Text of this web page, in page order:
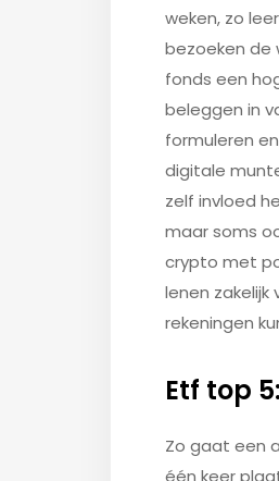
weken, zo
bezoeken de
fonds een
beleggen in
formuleren
digitale
zelf invloed
maar soms
crypto met
lenen
rekeningen
Etf top
Zo gaat een
één keer